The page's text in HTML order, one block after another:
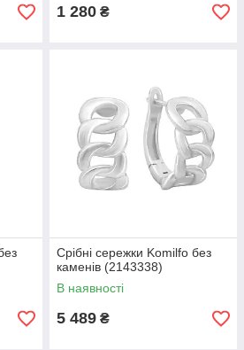
1 280 ₴
Срібні сережки Komilfo без
каменів (2143338)
В наявності
5 489 ₴